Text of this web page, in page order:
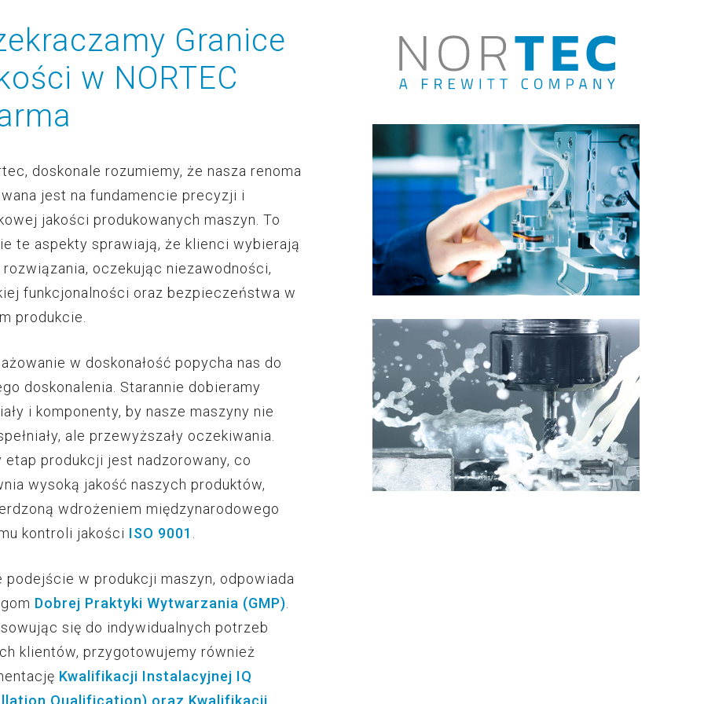
Granice
w NORTEC
doskonale rozumiemy, że nasza renoma
jest na fundamencie precyzji i
jakości produkowanych maszyn. To
te aspekty sprawiają, że klienci wybierają
rozwiązania, oczekując niezawodności,
funkcjonalności oraz bezpieczeństwa w
produkcie.
w doskonałość popycha nas do
doskonalenia. Starannie dobieramy
i komponenty, by nasze maszyny nie
ale przewyższały oczekiwania.
etap produkcji jest nadzorowany, co
wysoką jakość naszych produktów,
wdrożeniem międzynarodowego
kontroli jakości ISO 9001
podejście w produkcji maszyn, odpowiada
Dobrej Praktyki Wytwarzania (GMP)
się do indywidualnych potrzeb
klientów, przygotowujemy również
Kwalifikacji Instalacyjnej IQ
Qualification) oraz Kwalifikacji